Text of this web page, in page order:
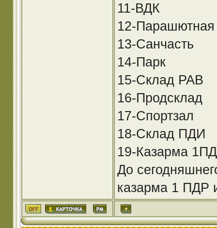
11-ВДК
12-
13-Санчасть
14-Парк
15-Склад РАВ
16-Продсклад
17-Спортзал
18-Склад ПДИ
19-Казарма
До
казарма 1 ПДР